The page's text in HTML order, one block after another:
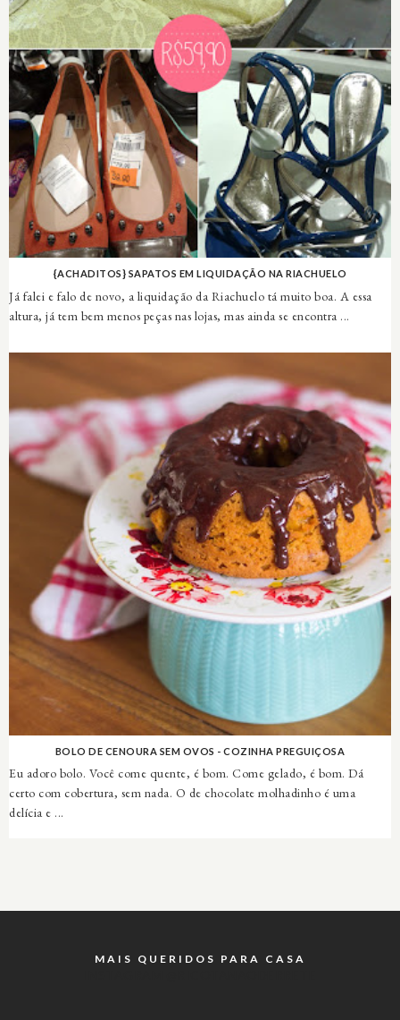
{ACHADITOS} SAPATOS EM LIQUIDAÇÃO NA RIACHUELO
Já falei e falo de novo, a liquidação da Riachuelo tá muito boa. A essa
altura, já tem bem menos peças nas lojas, mas ainda se encontra ...
BOLO DE CENOURA SEM OVOS - COZINHA PREGUIÇOSA
Eu adoro bolo. Você come quente, é bom. Come gelado, é bom. Dá
certo com cobertura, sem nada. O de chocolate molhadinho é uma
delícia e ...
MAIS QUERIDOS PARA CASA